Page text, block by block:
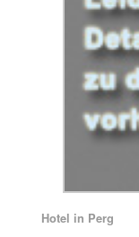
Hotel in Perg